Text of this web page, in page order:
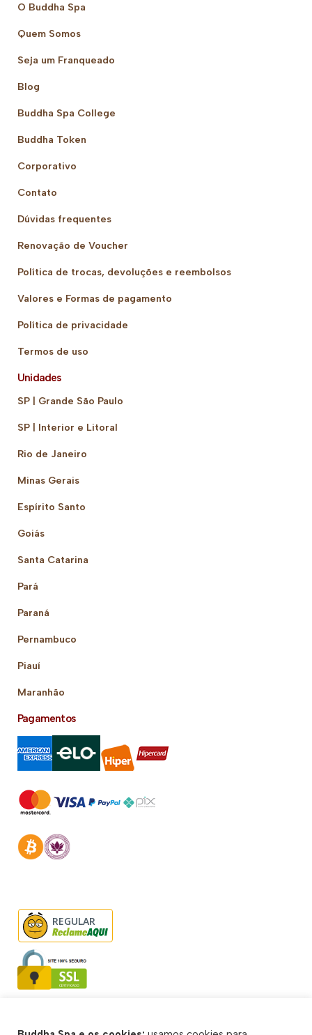
O Buddha Spa
Quem Somos
Seja um Franqueado
Blog
Buddha Spa College
Buddha Token
Corporativo
Contato
Dúvidas frequentes
Renovação de Voucher
Política de trocas, devoluções e reembolsos
Valores e Formas de pagamento
Política de privacidade
Termos de uso
Unidades
SP | Grande São Paulo
SP | Interior e Litoral
Rio de Janeiro
Minas Gerais
Espírito Santo
Goiás
Santa Catarina
Pará
Paraná
Pernambuco
Piauí
Maranhão
Pagamentos
REGULAR